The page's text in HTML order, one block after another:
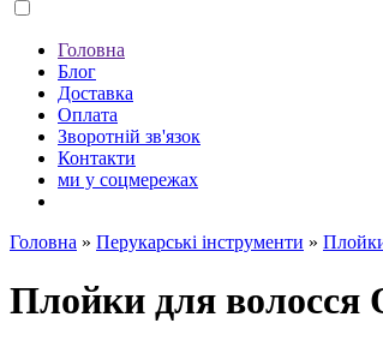
Головна
Блог
Доставка
Оплата
Зворотній зв'язок
Контакти
ми у соцмережах
Головна » Перукарські інструменти »
Плойки для волосся